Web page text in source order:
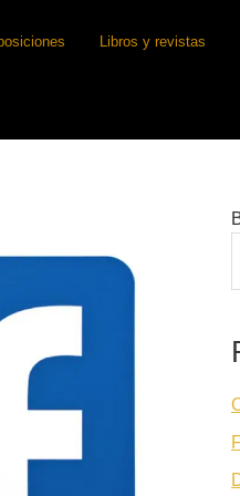
Libros y revistas